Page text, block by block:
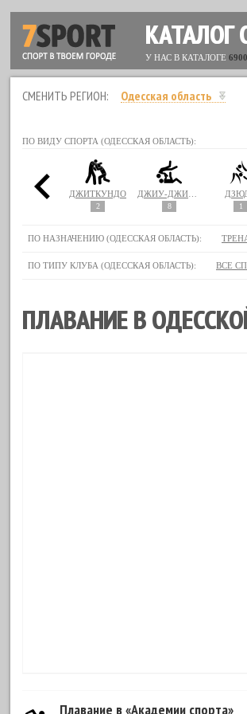
КАТАЛОГ
У НАС В КАТАЛОГЕ 6900
СМЕНИТЬ РЕГИОН: Одесская область
ПО ВИДУ СПОРТА (ОДЕССКАЯ ОБЛАСТЬ):
ГИМНАСТИКА ДЖИТКУНДО
2 8 1
ПО НАЗНАЧЕНИЮ (ОДЕССКАЯ ОБЛАСТЬ):
ПО ТИПУ КЛУБА (ОДЕССКАЯ ОБЛАСТЬ): ВСЕ
ПЛАВАНИЕ В
Плавание в «Академии спорта»